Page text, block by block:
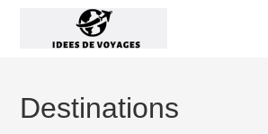
Destinations